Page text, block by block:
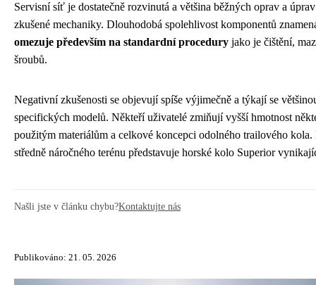
Servisní síť je dostatečně rozvinutá a většina běžných oprav a
zkušené mechaniky. Dlouhodobá spolehlivost komponentů
omezuje především na standardní procedury jako je čištění,
šroubů.
Negativní zkušenosti se objevují spíše výjimečně a týkají se
specifických modelů. Někteří uživatelé zmiňují vyšší hmotnost
použitým materiálům a celkové koncepci odolného trailového kola.
středně náročného terénu představuje horské kolo Superior
Našli jste v článku chybu?Kontaktujte nás
Publikováno: 21. 05. 2026